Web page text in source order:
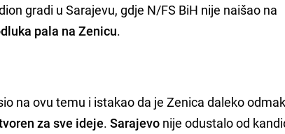
gradi u Sarajevu, gdje N/FS BiH nije naišao na
pala na Zenicu.
na ovu temu i istakao da je Zenica daleko
za sve ideje.Sarajevo nije odustalo od